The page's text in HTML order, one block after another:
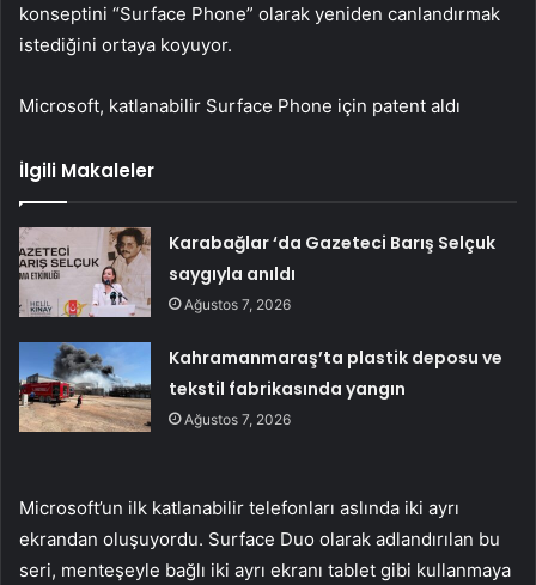
konseptini “Surface Phone” olarak yeniden canlandırmak
istediğini ortaya koyuyor.
Microsoft, katlanabilir Surface Phone için patent aldı
İlgili Makaleler
Karabağlar ‘da Gazeteci Barış Selçuk
saygıyla anıldı
Ağustos 7, 2026
Kahramanmaraş’ta plastik deposu ve
tekstil fabrikasında yangın
Ağustos 7, 2026
Microsoft’un ilk katlanabilir telefonları aslında iki ayrı
ekrandan oluşuyordu. Surface Duo olarak adlandırılan bu
seri, menteşeyle bağlı iki ayrı ekranı tablet gibi kullanmaya